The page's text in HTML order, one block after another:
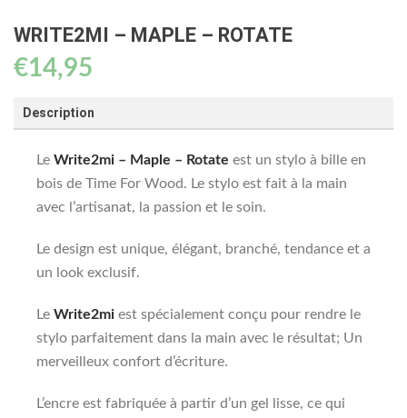
WRITE2MI – MAPLE – ROTATE
€14,95
Description
Le Write2mi – Maple – Rotate est un stylo à bille en
bois de Time For Wood. Le stylo est fait à la main
avec l’artisanat, la passion et le soin.
Le design est unique, élégant, branché, tendance et a
un look exclusif.
Le Write2mi est spécialement conçu pour rendre le
stylo parfaitement dans la main avec le résultat; Un
merveilleux confort d’écriture.
L’encre est fabriquée à partir d’un gel lisse, ce qui